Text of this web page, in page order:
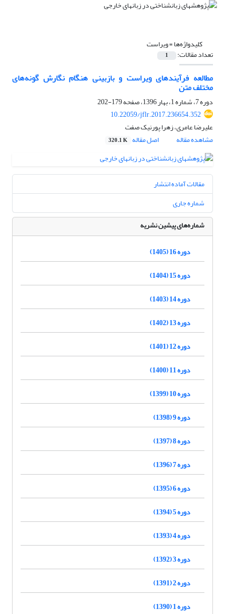
کلیدواژه‌ها =ویراست
تعداد مقالات: 1
مطالعه فرآیندهای ویراست و بازبینی هنگام نگارش گونه‌های
مختلف متن
دوره 7، شماره 1، بهار 1396، صفحه
179-202
10.22059/jflr.2017.236654.352
علیرضا عامری، زهرا پورنیک صفت
مشاهده مقاله
اصل مقاله 320.1 K
مقالات آماده انتشار
شماره جاری
شماره‌های پیشین نشریه
دوره 16 (1405)
دوره 15 (1404)
دوره 14 (1403)
دوره 13 (1402)
دوره 12 (1401)
دوره 11 (1400)
دوره 10 (1399)
دوره 9 (1398)
دوره 8 (1397)
دوره 7 (1396)
دوره 6 (1395)
دوره 5 (1394)
دوره 4 (1393)
دوره 3 (1392)
دوره 2 (1391)
دوره 1 (1390)